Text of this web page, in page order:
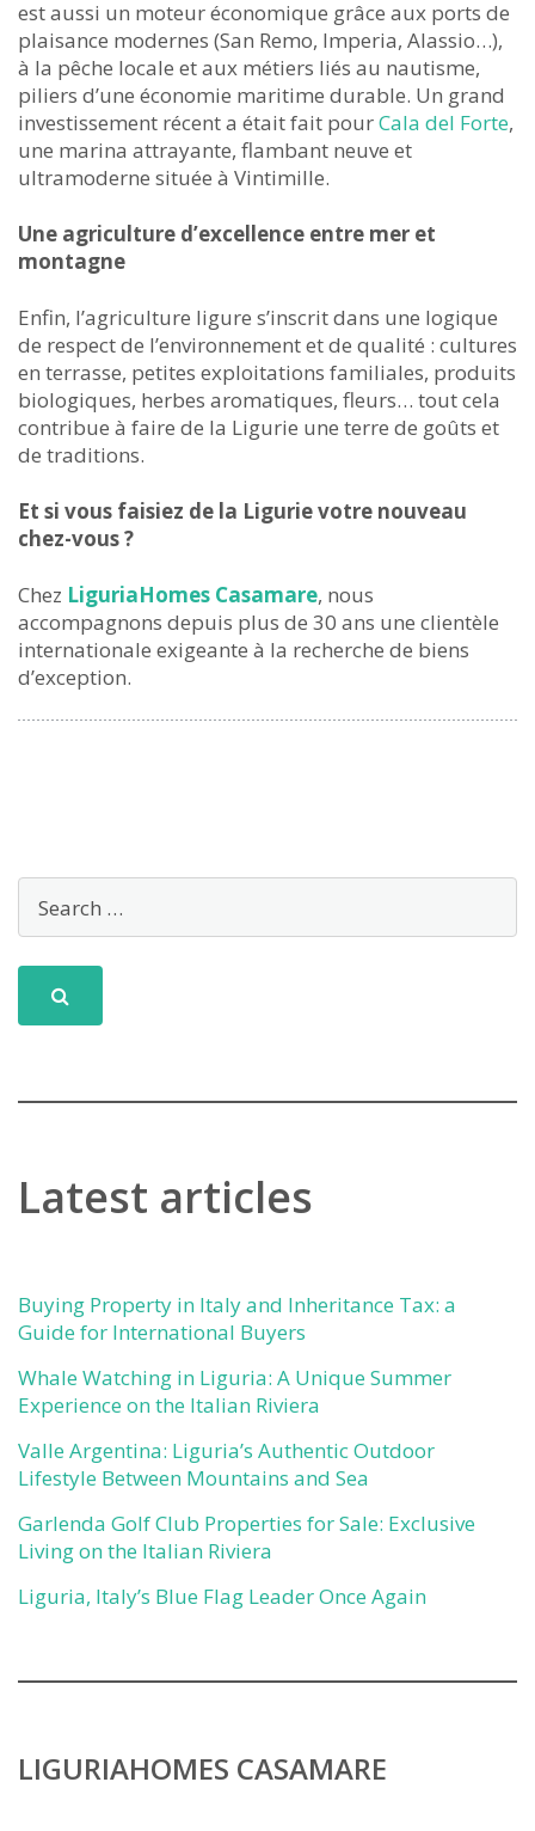
est aussi un moteur économique grâce aux ports de
plaisance modernes (San Remo, Imperia, Alassio…),
à la pêche locale et aux métiers liés au nautisme,
piliers d’une économie maritime durable. Un grand
investissement récent a était fait pourCala del Forte,
une marina attrayante, flambant neuve et
ultramoderne située à Vintimille.
Une agriculture d’excellence entre mer et
montagne
Enfin, l’agriculture ligure s’inscrit dans une logique
de respect de l’environnement et de qualité : cultures
en terrasse, petites exploitations familiales, produits
biologiques, herbes aromatiques, fleurs… tout cela
contribue à faire de la Ligurie une terre de goûts et
de traditions.
Et si vous faisiez de la Ligurie votre nouveau
chez-vous ?
Chez LiguriaHomes Casamare, nous
accompagnons depuis plus de 30 ans une clientèle
internationale exigeante à la recherche de biens
d’exception.
Latest articles
Buying Property in Italy and Inheritance Tax: a
Guide for International Buyers
Whale Watching in Liguria: A Unique Summer
Experience on the Italian Riviera
Valle Argentina: Liguria’s Authentic Outdoor
Lifestyle Between Mountains and Sea
Garlenda Golf Club Properties for Sale: Exclusive
Living on the Italian Riviera
Liguria, Italy’s Blue Flag Leader Once Again
LIGURIAHOMES CASAMARE